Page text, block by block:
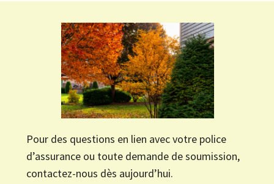
Pour des questions en lien avec votre police
d’assurance ou toute demande de soumission,
contactez-nous dès aujourd’hui.